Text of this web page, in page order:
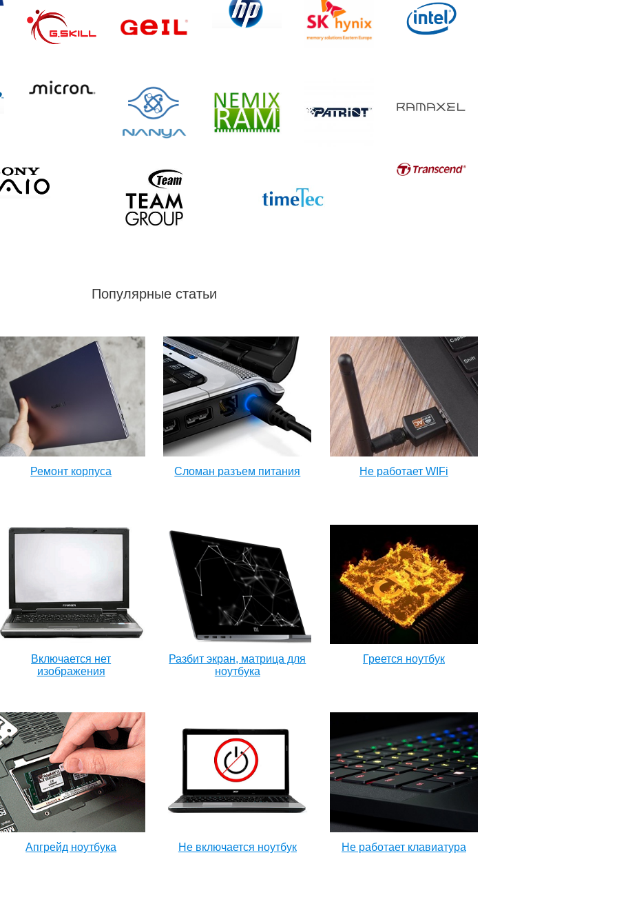
Популярные статьи
Ремонт корпуса Сломан разъем питания Не работает WIFi
Включается нет
изображения
Разбит экран, матрица для
ноутбука
Греется ноутбук
Апгрейд ноутбука Не включается ноутбук Не работает клавиатура